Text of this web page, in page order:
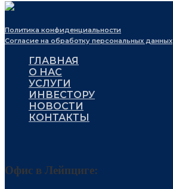
Политика конфиденциальности
Согласие на обработку персональных данных
ГЛАВНАЯ
О НАС
УСЛУГИ
ИНВЕСТОРУ
НОВОСТИ
КОНТАКТЫ
Офис в Лейпциге: